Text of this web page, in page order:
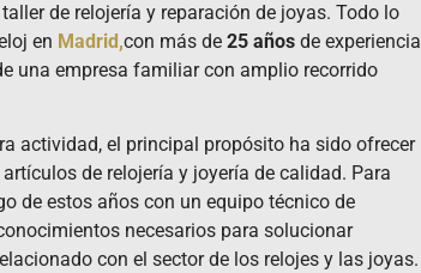
taller de relojería y reparación de joyas. Todo lo
en Madrid,con más de 25 años de experiencia
una empresa familiar con amplio recorrido
actividad, el principal propósito ha sido ofrecer
de relojería y joyería de calidad. Para
de estos años con un equipo técnico de
necesarios para solucionar
con el sector de los relojes y las joyas.